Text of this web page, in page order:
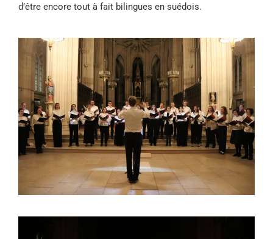
d’être encore tout à fait bilingues en suédois.